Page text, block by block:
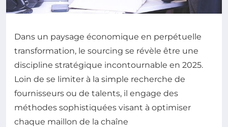
Dans un paysage économique en perpétuelle
transformation, le sourcing se révèle être une
discipline stratégique incontournable en 2025.
Loin de se limiter à la simple recherche de
fournisseurs ou de talents, il engage des
méthodes sophistiquées visant à optimiser
chaque maillon de la chaîne